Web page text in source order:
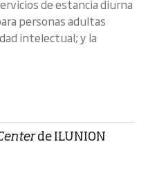
de estancia diurna
personas adultas
intelectual; y la
de ILUNION